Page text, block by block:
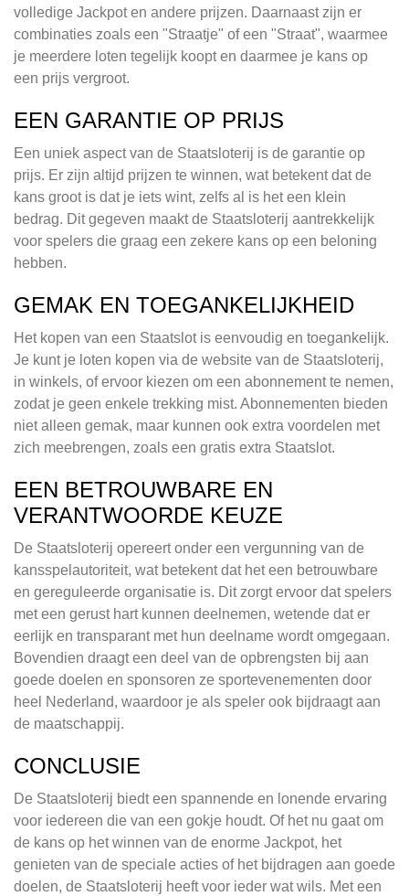
volledige Jackpot en andere prijzen. Daarnaast zijn er
combinaties zoals een "Straatje" of een "Straat", waarmee
je meerdere loten tegelijk koopt en daarmee je kans op
een prijs vergroot.
EEN GARANTIE OP PRIJS
Een uniek aspect van de Staatsloterij is de garantie op
prijs. Er zijn altijd prijzen te winnen, wat betekent dat de
kans groot is dat je iets wint, zelfs al is het een klein
bedrag. Dit gegeven maakt de Staatsloterij aantrekkelijk
voor spelers die graag een zekere kans op een beloning
hebben.
GEMAK EN TOEGANKELIJKHEID
Het kopen van een Staatslot is eenvoudig en toegankelijk.
Je kunt je loten kopen via de website van de Staatsloterij,
in winkels, of ervoor kiezen om een abonnement te nemen,
zodat je geen enkele trekking mist. Abonnementen bieden
niet alleen gemak, maar kunnen ook extra voordelen met
zich meebrengen, zoals een gratis extra Staatslot.
EEN BETROUWBARE EN
VERANTWOORDE KEUZE
De Staatsloterij opereert onder een vergunning van de
kansspelautoriteit, wat betekent dat het een betrouwbare
en gereguleerde organisatie is. Dit zorgt ervoor dat spelers
met een gerust hart kunnen deelnemen, wetende dat er
eerlijk en transparant met hun deelname wordt omgegaan.
Bovendien draagt een deel van de opbrengsten bij aan
goede doelen en sponsoren ze sportevenementen door
heel Nederland, waardoor je als speler ook bijdraagt aan
de maatschappij.
CONCLUSIE
De Staatsloterij biedt een spannende en lonende ervaring
voor iedereen die van een gokje houdt. Of het nu gaat om
de kans op het winnen van de enorme Jackpot, het
genieten van de speciale acties of het bijdragen aan goede
doelen, de Staatsloterij heeft voor ieder wat wils. Met een